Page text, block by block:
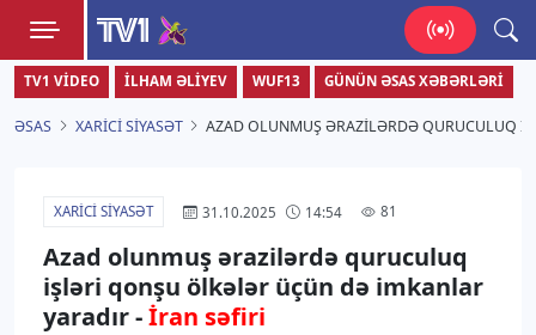
TV1
Zamanı bizimlə yaşa!
TV1 VIDEO İLHAM ƏLIYEV WUF13 GÜNÜN ƏSAS XƏBƏRLƏRI
ƏSAS XARICI SIYASƏT AZAD OLUNMUŞ ƏRAZILƏRDƏ QURUCULUQ
XARICI SIYASƏT 31.10.2025 14:54 81
Azad olunmuş ərazilərdə quruculuq
işləri qonşu ölkələr üçün də imkanlar
yaradır -İran səfiri